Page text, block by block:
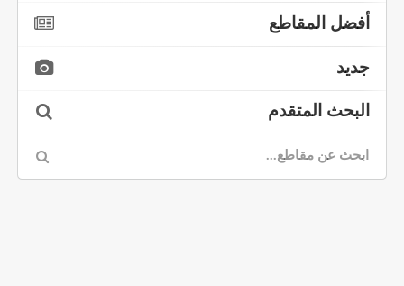
أفضل المقاطع
جديد
البحث المتقدم